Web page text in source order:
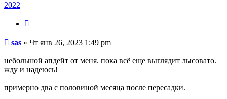
2022
Сообщение
sas » Чт янв 26, 2023 1:49 pm
небольшой апдейт от меня. пока всё еще выглядит лысовато.
жду и надеюсь!
примерно два с половиной месяца после пересадки.